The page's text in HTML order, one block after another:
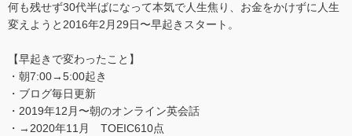
何も残せず30代半ばになって本気で人生焦り、お金をかけずに人生
変えようと2016年2月29日〜早起きスタート。
【早起きで変わったこと】
・朝7:00→5:00起き
・ブログ毎日更新
・2019年12月〜朝のオンライン英会話
・→2020年11月 TOEIC610点